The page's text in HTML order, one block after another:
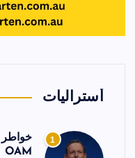
أستراليات
1
خواطر
OAM